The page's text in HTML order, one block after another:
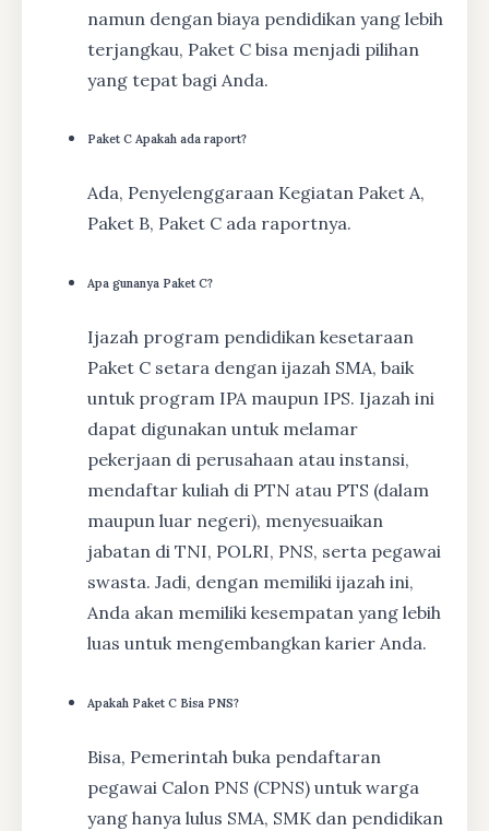
namun dengan biaya pendidikan yang lebih
terjangkau, Paket C bisa menjadi pilihan
yang tepat bagi Anda.
Paket C Apakah ada raport?
Ada, Penyelenggaraan Kegiatan Paket A,
Paket B, Paket C ada raportnya.
Apa gunanya Paket C?
Ijazah program pendidikan kesetaraan
Paket C setara dengan ijazah SMA, baik
untuk program IPA maupun IPS. Ijazah ini
dapat digunakan untuk melamar
pekerjaan di perusahaan atau instansi,
mendaftar kuliah di PTN atau PTS (dalam
maupun luar negeri), menyesuaikan
jabatan di TNI, POLRI, PNS, serta pegawai
swasta. Jadi, dengan memiliki ijazah ini,
Anda akan memiliki kesempatan yang lebih
luas untuk mengembangkan karier Anda.
Apakah Paket C Bisa PNS?
Bisa, Pemerintah buka pendaftaran
pegawai Calon PNS (CPNS) untuk warga
yang hanya lulus SMA, SMK dan pendidikan